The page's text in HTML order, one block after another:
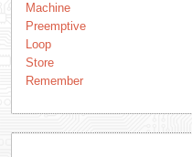
Machine
Preemptive
Loop
Store
Remember